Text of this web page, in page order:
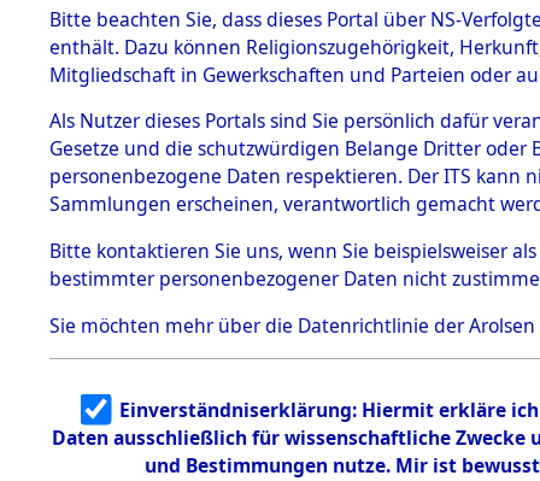
BESTÄNDE
1.
mente
5. Verschiedenes
5.3
Todesmärsche
5.3.1 Alliierte
Erhebungen
zu
Todesmärsch
en
5.3.2
Identifizierun
5.3.3
Todesmärsch
Listen
0031
Bitte beachten Sie, dass dieses Portal über NS-
enthält. Dazu können Religionszugehörigkeit,
Mitgliedschaft in Gewerkschaften und Parteien oder
Als Nutzer dieses Portals sind Sie persönlich dafür
Gesetze und die schutzwürdigen Belange Dritter
personenbezogene Daten respektieren. Der ITS
Sammlungen erscheinen, verantwortlich gemacht
Bitte kontaktieren Sie uns, wenn Sie beispielsweiser
bestimmter personenbezogener Daten nicht
Sie möchten mehr über die Datenrichtlinie der Arolsen
Einverständniserklärung: Hiermit erkläre
Daten ausschließlich für wissenschaftliche
und Bestimmungen nutze. Mir ist